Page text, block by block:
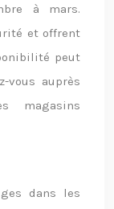
à mars.
et offrent
peut
vous auprès
magasins
dans les